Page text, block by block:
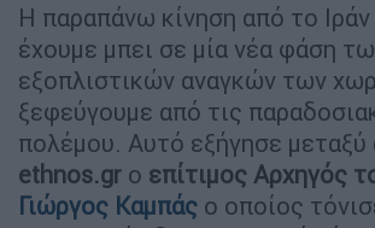
Η παραπάνω κίνηση από το Ιράν
έχουμε μπει σε μία νέα φάση
εξοπλιστικών αναγκών των
ξεφεύγουμε από τις
πολέμου. Αυτό εξήγησε
ethnos.gr ο επίτιμος Αρχηγός
Γιώργος Καμπάς ο οποίος